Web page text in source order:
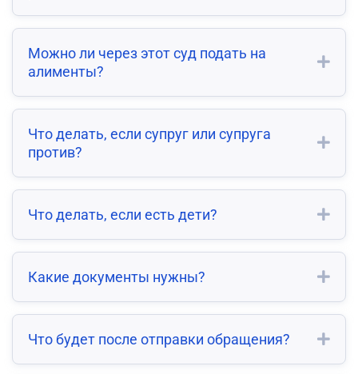
Можно ли через этот суд подать на
алименты?
Что делать, если супруг или супруга
против?
Что делать, если есть дети?
Какие документы нужны?
Что будет после отправки обращения?